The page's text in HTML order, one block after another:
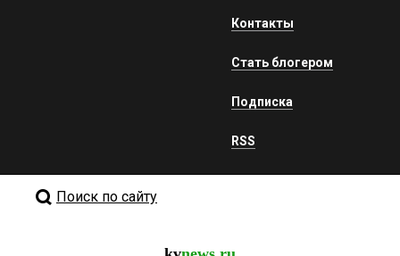
Контакты
Стать блогером
Подписка
RSS
Поиск по сайту